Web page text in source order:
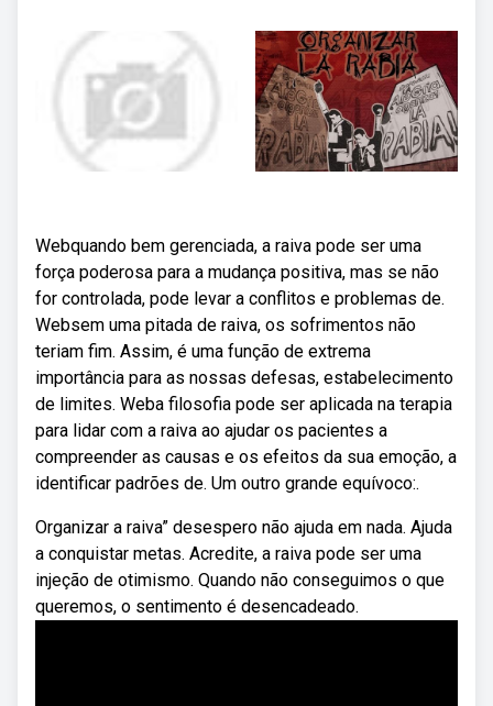
Webquando bem gerenciada, a raiva pode ser uma
força poderosa para a mudança positiva, mas se não
for controlada, pode levar a conflitos e problemas de.
Websem uma pitada de raiva, os sofrimentos não
teriam fim. Assim, é uma função de extrema
importância para as nossas defesas, estabelecimento
de limites. Weba filosofia pode ser aplicada na terapia
para lidar com a raiva ao ajudar os pacientes a
compreender as causas e os efeitos da sua emoção, a
identificar padrões de. Um outro grande equívoco:.
Organizar a raiva” desespero não ajuda em nada. Ajuda
a conquistar metas. Acredite, a raiva pode ser uma
injeção de otimismo. Quando não conseguimos o que
queremos, o sentimento é desencadeado.